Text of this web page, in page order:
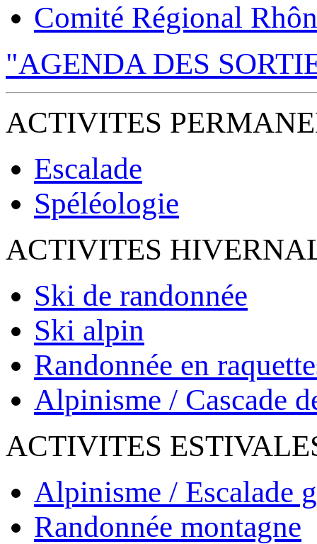
Comité Régional
"AGENDA DES
ACTIVITES
Escalade
Spéléologie
ACTIVITES
Ski de randonnée
Ski alpin
Randonnée en
Alpinisme / Cascade
ACTIVITES
Alpinisme / Escalade
Randonnée montagne